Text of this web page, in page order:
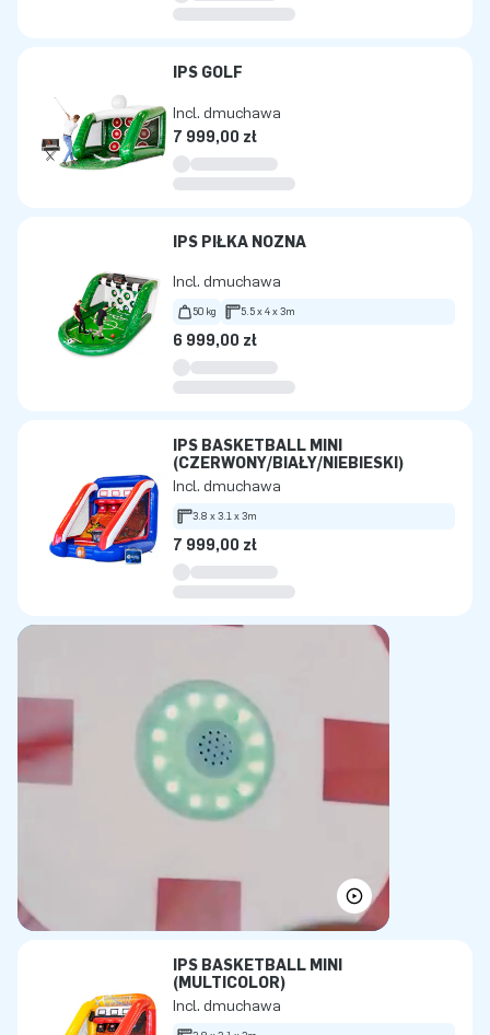
IPS GOLF
Incl. dmuchawa
7 999,00 zł
IPS PIŁKA NOŻNA
Incl. dmuchawa
50 kg 5.5 x 4 x 3m
6 999,00 zł
IPS BASKETBALL MINI
(CZERWONY/BIAŁY/NIEBIESKI)
Incl. dmuchawa
3.8 x 3.1 x 3m
7 999,00 zł
IPS BASKETBALL MINI
(MULTICOLOR)
Incl. dmuchawa